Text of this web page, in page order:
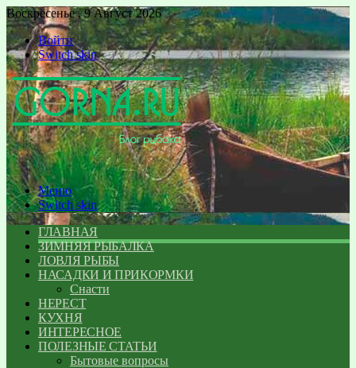
Воскресенье , 9 Август 2026
Войти
Switch skin
Меню
Switch skin
ГЛАВНАЯ
ЗИМНЯЯ РЫБАЛКА
ЛОВЛЯ РЫБЫ
НАСАДКИ И ПРИКОРМКИ
Снасти
НЕРЕСТ
КУХНЯ
ИНТЕРЕСНОЕ
ПОЛЕЗНЫЕ СТАТЬИ
Бытовые вопросы